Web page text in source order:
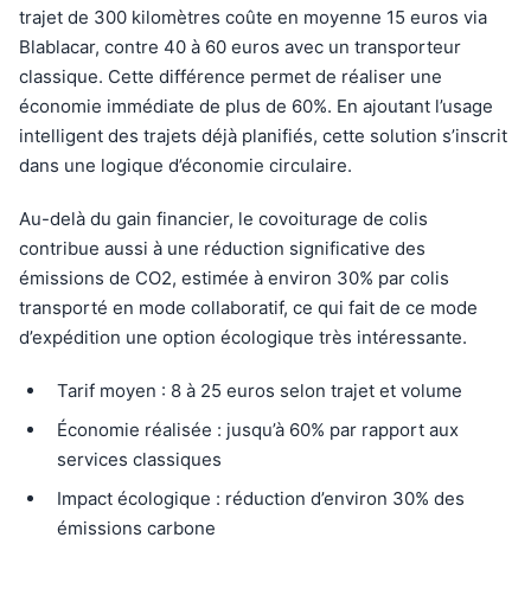
trajet de 300 kilomètres coûte en moyenne 15 euros via
Blablacar, contre 40 à 60 euros avec un transporteur
classique. Cette différence permet de réaliser une
économie immédiate de plus de 60%. En ajoutant l’usage
intelligent des trajets déjà planifiés, cette solution s’inscrit
dans une logique d’économie circulaire.
Au-delà du gain financier, le covoiturage de colis
contribue aussi à une réduction significative des
émissions de CO2, estimée à environ 30% par colis
transporté en mode collaboratif, ce qui fait de ce mode
d’expédition une option écologique très intéressante.
Tarif moyen : 8 à 25 euros selon trajet et volume
Économie réalisée : jusqu’à 60% par rapport aux
services classiques
Impact écologique : réduction d’environ 30% des
émissions carbone